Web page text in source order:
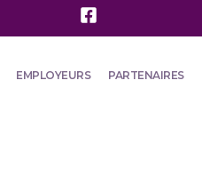
EMPLOYEURS PARTENAIRES